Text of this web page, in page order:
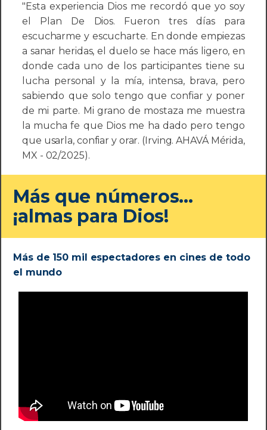
"Esta experiencia Dios me recordó que yo soy
el Plan De Dios. Fueron tres días para
escucharme y escucharte. En donde empiezas
a sanar heridas, el duelo se hace más ligero, en
donde cada uno de los participantes tiene su
lucha personal y la mía, intensa, brava, pero
sabiendo que solo tengo que confiar y poner
de mi parte. Mi grano de mostaza me muestra
la mucha fe que Dios me ha dado pero tengo
que usarla, confiar y orar. (Irving. AHAVÁ Mérida,
MX - 02/2025).
Más que números...
¡almas para Dios!
Más de 150 mil espectadores en cines de todo
el mundo